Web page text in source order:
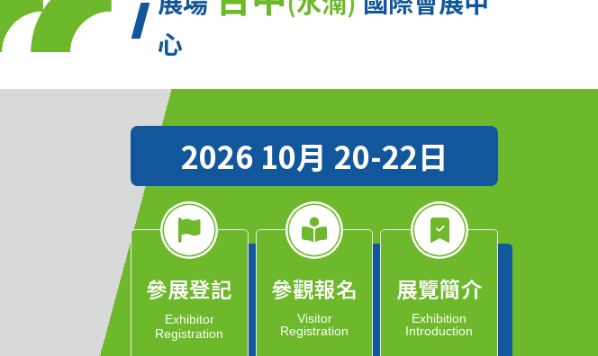
心
2026 10月 20-22日
參展登記
Exhibitor
Registration
參觀報名
Visitor
Registration
展覽簡介
Exhibition
Introduction